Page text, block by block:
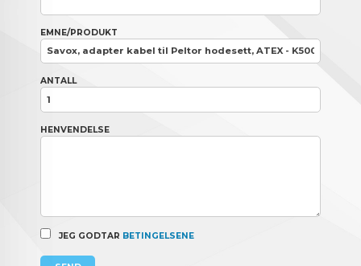
EMNE/PRODUKT
ANTALL
HENVENDELSE
JEG GODTAR BETINGELSENE